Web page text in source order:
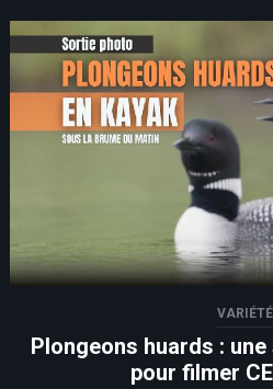
VARIÉTÉ
Plongeons huards :
pour filmer